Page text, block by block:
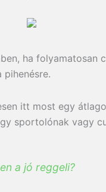
ha folyamatosan
pihenésre.
itt most egy
sportolónak vagy
a jó reggeli?